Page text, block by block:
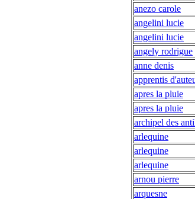
anezo carole
angelini lucie
angelini lucie
angely rodrigue
anne denis
apprentis
apres la pluie
apres la pluie
archipel des
arlequine
arlequine
arlequine
arnou pierre
arquesne